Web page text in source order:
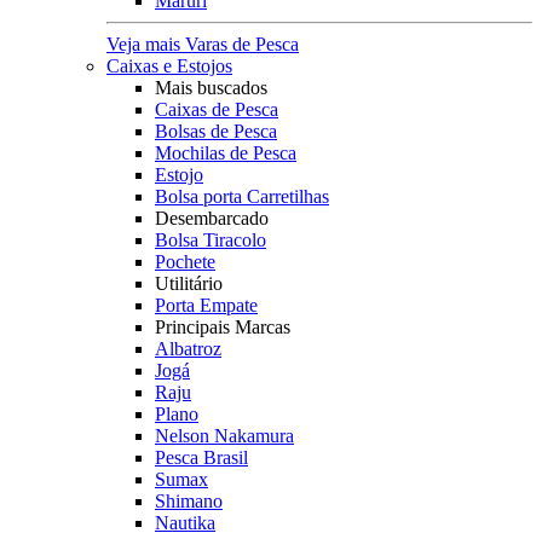
Veja mais Varas de Pesca
Caixas e Estojos
Mais buscados
Caixas de Pesca
Bolsas de Pesca
Mochilas de Pesca
Estojo
Bolsa porta Carretilhas
Desembarcado
Bolsa Tiracolo
Pochete
Utilitário
Porta Empate
Principais Marcas
Albatroz
Jogá
Raju
Plano
Nelson Nakamura
Pesca Brasil
Sumax
Shimano
Nautika